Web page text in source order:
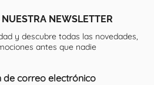
NEWSLETTER
y descubre todas las novedades,
antes que nadie
de correo electrónico